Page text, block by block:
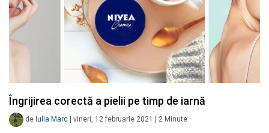
Îngrijirea corectă a pielii pe timp de iarnă
de Iulia Marc vineri, 12 februarie 2021 2 Minute